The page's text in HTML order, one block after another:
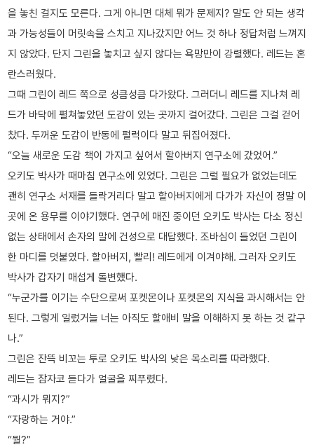
을 놓친 걸지도 모른다. 그게 아니면 대체 뭐가 문제지? 말도 안 되는 생각
과 가능성들이 머릿속을 스치고 지나갔지만 어느 것 하나 정답처럼 느껴지
지 않았다. 단지 그린을 놓치고 싶지 않다는 욕망만이 강렬했다. 레드는 혼
란스러웠다.
그때 그린이 레드 쪽으로 성큼성큼 다가왔다. 그러더니 레드를 지나쳐 레
드가 바닥에 펼쳐놓았던 도감이 있는 곳까지 걸어갔다. 그린은 그걸 걷어
찼다. 두꺼운 도감이 반동에 펄럭이다 말고 뒤집어졌다.
“오늘 새로운 도감 책이 가지고 싶어서 할아버지 연구소에 갔었어.”
오키도 박사가 때마침 연구소에 있었다. 그린은 그럴 필요가 없었는데도
괜히 연구소 서재를 들락거리다 말고 할아버지에게 다가가 자신이 정말 이
곳에 온 용무를 이야기했다. 연구에 매진 중이던 오키도 박사는 다소 정신
없는 상태에서 손자의 말에 건성으로 대답했다. 조바심이 들었던 그린이
한 마디를 덧붙였다. 할아버지, 빨리! 레드에게 이겨야해. 그러자 오키도
박사가 갑자기 매섭게 돌변했다.
“누군가를 이기는 수단으로써 포켓몬이나 포켓몬의 지식을 과시해서는 안
된다. 그렇게 일렀거늘 너는 아직도 할애비 말을 이해하지 못 하는 것 같구
나.”
그린은 잔뜩 비꼬는 투로 오키도 박사의 낮은 목소리를 따라했다.
레드는 잠자코 듣다가 얼굴을 찌푸렸다.
“과시가 뭐지?”
“자랑하는 거야.”
“뭘?”